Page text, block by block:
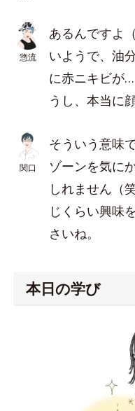
惣流
あるんですよ
いようで、油
に赤ニキビが
うし、本当に
関口
そういう意味
ゾーンを気に
しれません（
じくらい興味
さいね。
本日の学び